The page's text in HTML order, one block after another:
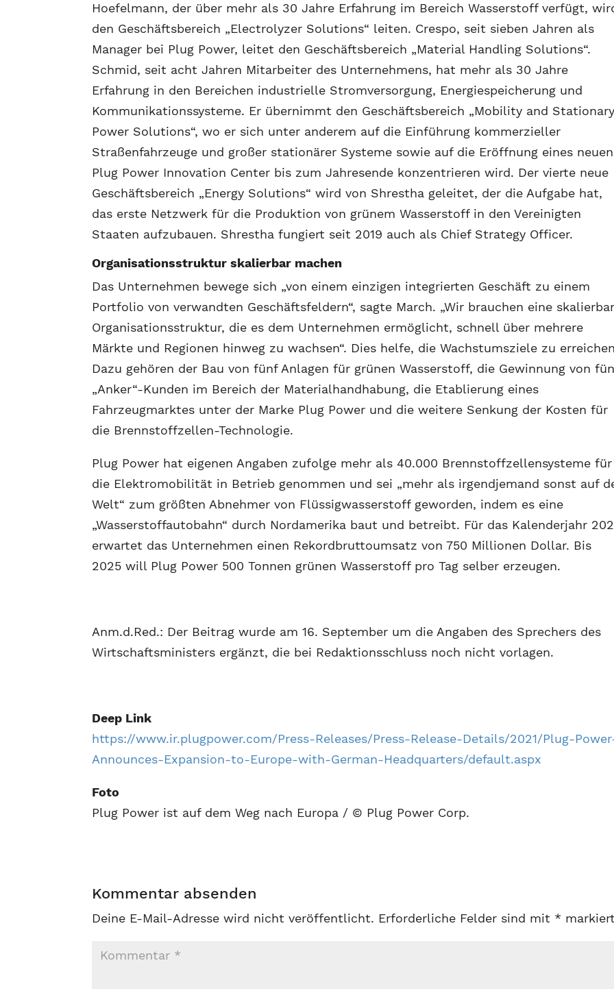
Hoefelmann, der über mehr als 30 Jahre Erfahrung im Bereich Wasserstoff verfügt,
den Geschäftsbereich „Electrolyzer Solutions“ leiten. Crespo, seit sieben Jahren als
Manager bei Plug Power, leitet den Geschäftsbereich „Material Handling Solutions“.
Schmid, seit acht Jahren Mitarbeiter des Unternehmens, hat mehr als 30 Jahre
Erfahrung in den Bereichen industrielle Stromversorgung, Energiespeicherung und
Kommunikationssysteme. Er übernimmt den Geschäftsbereich „Mobility and
Power Solutions“, wo er sich unter anderem auf die Einführung kommerzieller
Straßenfahrzeuge und großer stationärer Systeme sowie auf die Eröffnung eines neuen
Plug Power Innovation Center bis zum Jahresende konzentrieren wird. Der vierte neue
Geschäftsbereich „Energy Solutions“ wird von Shrestha geleitet, der die Aufgabe hat,
das erste Netzwerk für die Produktion von grünem Wasserstoff in den Vereinigten
Staaten aufzubauen. Shrestha fungiert seit 2019 auch als Chief Strategy Officer.
Organisationsstruktur skalierbar machen
Das Unternehmen bewege sich „von einem einzigen integrierten Geschäft zu einem
Portfolio von verwandten Geschäftsfeldern“, sagte March. „Wir brauchen eine
Organisationsstruktur, die es dem Unternehmen ermöglicht, schnell über mehrere
Märkte und Regionen hinweg zu wachsen“. Dies helfe, die Wachstumsziele zu
Dazu gehören der Bau von fünf Anlagen für grünen Wasserstoff, die Gewinnung von
„Anker“-Kunden im Bereich der Materialhandhabung, die Etablierung eines
Fahrzeugmarktes unter der Marke Plug Power und die weitere Senkung der Kosten für
die Brennstoffzellen-Technologie.
Plug Power hat eigenen Angaben zufolge mehr als 40.000 Brennstoffzellensysteme für
die Elektromobilität in Betrieb genommen und sei „mehr als irgendjemand sonst auf
Welt“ zum größten Abnehmer von Flüssigwasserstoff geworden, indem es eine
„Wasserstoffautobahn“ durch Nordamerika baut und betreibt. Für das Kalenderjahr
erwartet das Unternehmen einen Rekordbruttoumsatz von 750 Millionen Dollar. Bis
2025 will Plug Power 500 Tonnen grünen Wasserstoff pro Tag selber erzeugen.
Anm.d.Red.: Der Beitrag wurde am 16. September um die Angaben des Sprechers des
Wirtschaftsministers ergänzt, die bei Redaktionsschluss noch nicht vorlagen.
Deep Link
https://www.ir.plugpower.com/Press-Releases/Press-Release-Details/2021/Plug-
Announces-Expansion-to-Europe-with-German-Headquarters/default.aspx
Foto
Plug Power ist auf dem Weg nach Europa / © Plug Power Corp.
Kommentar absenden
Deine E-Mail-Adresse wird nicht veröffentlicht. Erforderliche Felder sind mit *